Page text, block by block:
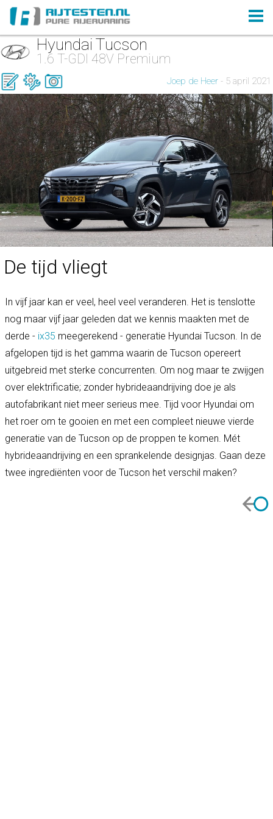
Hyundai Tucson
1.6 T-GDI 48V Premium
Joep de Heer - 5 april 2021
De tijd vliegt
In vijf jaar kan er veel, heel veel veranderen. Het is tenslotte
nog maar vijf jaar geleden dat we kennis maakten met de
derde - ix35 meegerekend - generatie Hyundai Tucson. In de
afgelopen tijd is het gamma waarin de Tucson opereert
uitgebreid met sterke concurrenten. Om nog maar te zwijgen
over elektrificatie; zonder hybrideaandrijving doe je als
autofabrikant niet meer serieus mee. Tijd voor Hyundai om
het roer om te gooien en met een compleet nieuwe vierde
generatie van de Tucson op de proppen te komen. Mét
hybrideaandrijving en een sprankelende designjas. Gaan deze
twee ingrediënten voor de Tucson het verschil maken?